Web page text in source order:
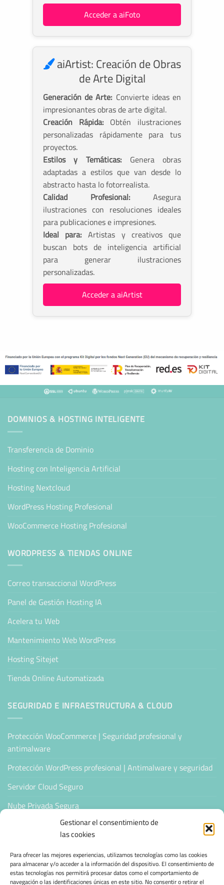
Gestionar el consentimiento de
las cookies
Para ofrecer las mejores experiencias, utilizamos tecnologías como las cookies
para almacenar y/o acceder a la información del dispositivo. El consentimiento de
estas tecnologías nos permitirá procesar datos como el comportamiento de
navegación o las identificaciones únicas en este sitio. No consentir o retirar el
Acceder a aiFoto
aiArtist: Creación de Obras
de Arte Digital
Generación de Arte: Convierte ideas en
impresionantes obras de arte digital.
Creación Rápida: Obtén ilustraciones
personalizadas rápidamente para tus
proyectos.
Estilos y Temáticas: Genera obras
adaptadas a estilos que van desde lo
abstracto hasta lo fotorrealista.
Calidad Profesional: Asegura
ilustraciones con resoluciones ideales
para publicaciones e impresiones.
Ideal para: Artistas y creativos que
buscan bots de inteligencia artificial
para generar ilustraciones
personalizadas.
Acceder a aiArtist
DOMINIOS & HOSTING INTELIGENTE
Transferencia de Dominio
Hosting con Inteligencia Artificial
Hosting Nextcloud
WordPress Hosting Profesional
WooCommerce Hosting Profesional
WORDPRESS & TIENDAS ONLINE
Correo transaccional WordPress
Panel de Gestión Hosting IA
Acelera tu Web
Mantenimiento Web WordPress
Hosting Sitejet
Tienda Online Automatizada
SEGURIDAD E INFRAESTRUCTURA & CLOUD
Protección WooCommerce | Seguridad profesional y
antimalware
Protección WordPress profesional | Antimalware y seguridad
Servidor Cloud Seguro
Nube Privada Segura
CONFIANZA & ESPECIALIZACIÓN
Sello de Confianza